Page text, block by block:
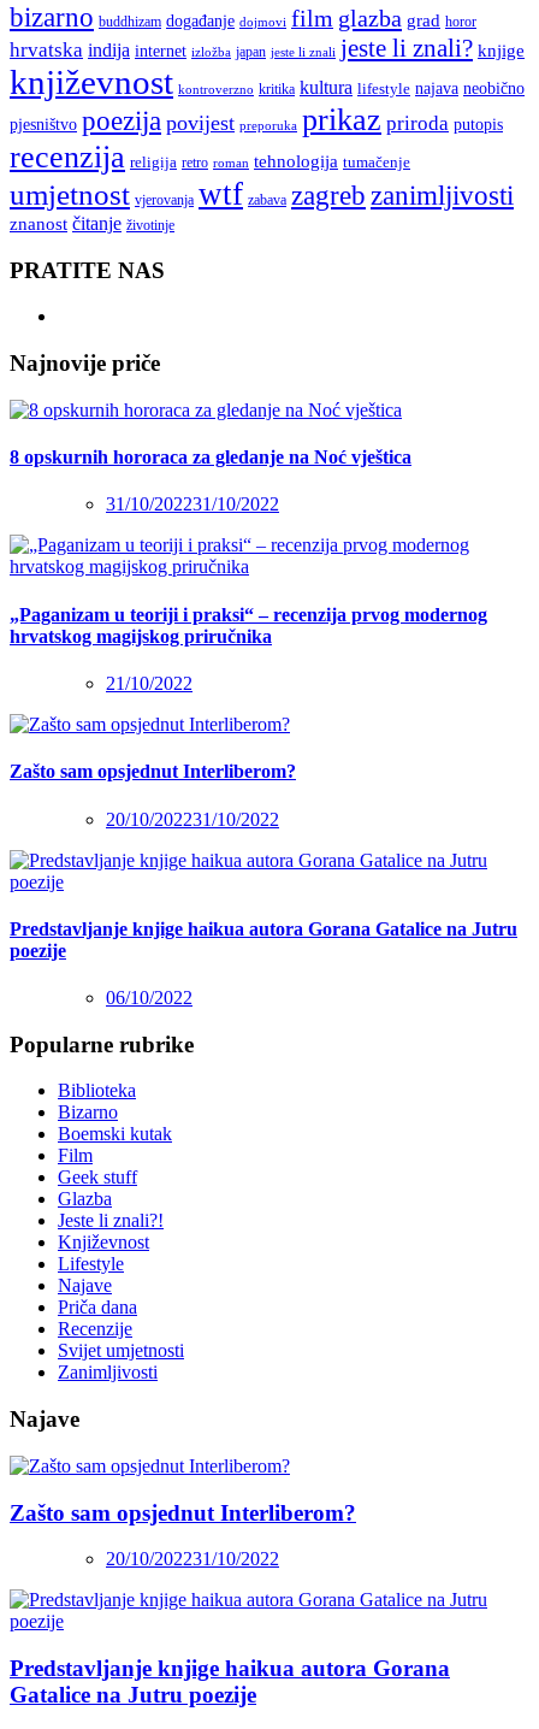
bizarno buddhizam događanje dojmovi film glazba grad horor
hrvatska indija internet izložba japan jeste li znali jeste li znali? knjige
književnost kontroverzno kritika kultura lifestyle najava neobično
pjesništvo poezija povijest preporuka prikaz priroda putopis
recenzija religija retro roman tehnologija tumačenje
umjetnost vjerovanja wtf zabava zagreb zanimljivosti
znanost čitanje životinje
PRATITE NAS
Najnovije priče
8 opskurnih hororaca za gledanje na Noć vještica
31/10/202231/10/2022
„Paganizam u teoriji i praksi“ – recenzija prvog modernog
hrvatskog magijskog priručnika
21/10/2022
Zašto sam opsjednut Interliberom?
20/10/202231/10/2022
Predstavljanje knjige haikua autora Gorana Gatalice na Jutru
poezije
06/10/2022
Popularne rubrike
Biblioteka
Bizarno
Boemski kutak
Film
Geek stuff
Glazba
Jeste li znali?!
Književnost
Lifestyle
Najave
Priča dana
Recenzije
Svijet umjetnosti
Zanimljivosti
Najave
Zašto sam opsjednut Interliberom?
20/10/202231/10/2022
Predstavljanje knjige haikua autora Gorana
Gatalice na Jutru poezije